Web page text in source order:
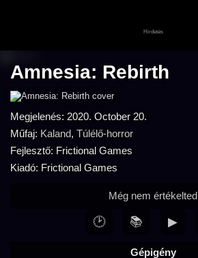
Amnesia: Rebirth
Megjelenés: 2020. October 20.
Műfaj: Kaland, Túlélő-horror
Fejlesztő: Frictional Games
Kiadó: Frictional Games
Gépigény
Még nem értékelted
🕑 📚 ▶